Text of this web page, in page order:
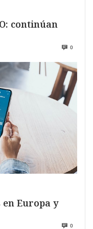
continúan
0
en Europa y
0